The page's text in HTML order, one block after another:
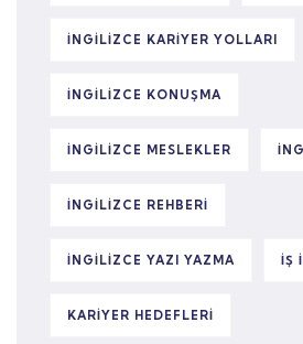
INGILIZCE KARIYER YOLLARI
INGILIZCE KONUŞMA
INGILIZCE MESLEKLER
INGILIZCE REHBERI
INGILIZCE YAZI YAZMA IŞ
KARIYER HEDEFLERI